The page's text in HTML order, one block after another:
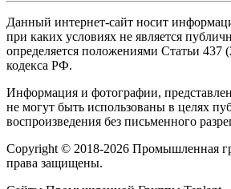
Данный интернет-сайт носит
при каких условиях не является
определяется положениями Статьи 437
кодекса РФ.
Информация и фотографии,
не могут быть использованы в целях
воспроизведения без письменного
Copyright © 2018-2026 Промышленная
права защищены.